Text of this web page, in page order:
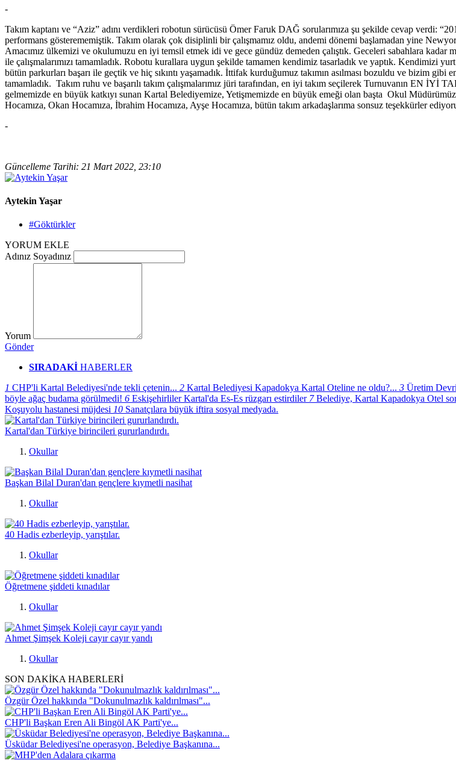
-
Takım kaptanı ve “Aziz” adını verdikleri robotun sürücüsü Ömer Faruk DAĞ sorularımıza şu şekilde cevap verdi:
performans gösterememiştik. Takım olarak çok disiplinli bir çalışmamız oldu, andemi dönemi başlamadan yine
Amacımız ülkemizi ve okulumuzu en iyi temsil etmek idi ve gece gündüz demeden çalıştık. Geceleri sabahlara
ile çalışmalarımızı tamamladık. Robotu kurallara uygun şekilde tamamen kendimiz tasarladık ve yaptık. Kendimizi
bütün parkurları başarı ile geçtik ve hiç sıkıntı yaşamadık. İttifak kurduğumuz takımın asılması bozuldu ve bizim
tamamladık. Takım ruhu ve başarılı takım çalışmalarımız jüri tarafından, en iyi takım seçilerek Turnuvanın EN
gelmemizde en büyük katkıyı sunan Kartal Belediyemize, Yetişmemizde en büyük emeği olan başta Okul
Hocamıza, Okan Hocamıza, İbrahim Hocamıza, Ayşe Hocamıza, bütün takım arkadaşlarıma sonsuz teşekkürler
-
Güncelleme Tarihi: 21 Mart 2022, 23:10
Aytekin Yaşar
#Göktürkler
YORUM EKLE
Adınız Soyadınız
Yorum
Gönder
SIRADAKİ HABERLER
1 CHP'li Kartal Belediyesi'nde tekli çetenin... 2 Kartal Belediyesi Kapadokya Kartal Oteline ne oldu?... 3 Üretim
böyle ağaç budama görülmedi! 6 Eskişehirliler Kartal'da Es-Es rüzgarı estirdiler 7 Belediye, Kartal Kapadokya Otel
Koşuyolu hastanesi müjdesi 10 Sanatçılara büyük iftira sosyal medyada.
Kartal'dan Türkiye birincileri gururlandırdı.
Okullar
Başkan Bilal Duran'dan gençlere kıymetli nasihat
Okullar
40 Hadis ezberleyip, yarıştılar.
Okullar
Öğretmene şiddeti kınadılar
Okullar
Ahmet Şimşek Koleji cayır cayır yandı
Okullar
SON DAKİKA HABERLERİ
Özgür Özel hakkında "Dokunulmazlık kaldırılması"...
CHP'li Başkan Eren Ali Bingöl AK Parti'ye...
Üsküdar Belediyesi'ne operasyon, Belediye Başkanına...